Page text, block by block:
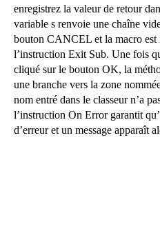
enregistrez la valeur de retour
variable s renvoie une chaîne
bouton CANCEL et la macro est
l’instruction Exit Sub. Une fois
cliqué sur le bouton OK, la
une branche vers la zone
nom entré dans le classeur n’a
l’instruction On Error garantit
d’erreur et un message apparaît